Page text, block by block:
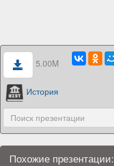
5.00M
История
Похожие презентации: